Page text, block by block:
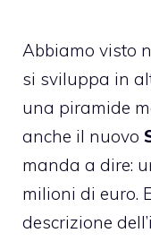
Abbiamo visto
si sviluppa in
una piramide
anche il nuovo
manda a dire:
milioni di euro.
descrizione